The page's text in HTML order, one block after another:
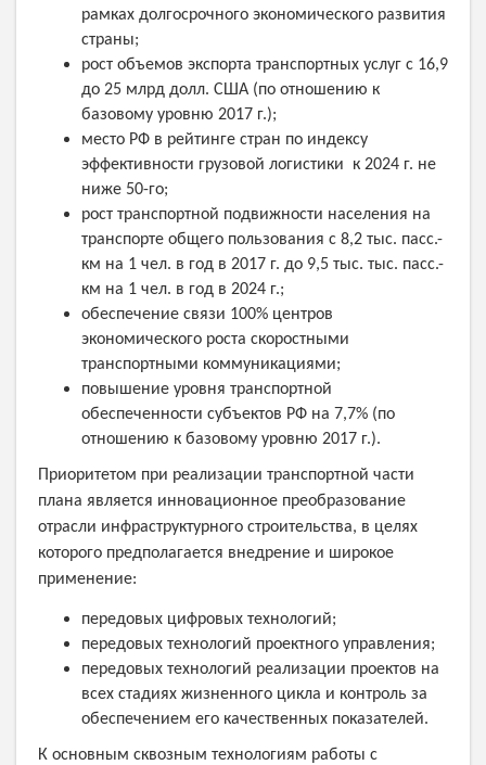
рамках долгосрочного экономического развития
страны;
рост объемов экспорта транспортных услуг с 16,9
до 25 млрд долл. США (по отношению к
базовому уровню 2017 г.);
место РФ в рейтинге стран по индексу
эффективности грузовой логистики к 2024 г. не
ниже 50-го;
рост транспортной подвижности населения на
транспорте общего пользования с 8,2 тыс. пасс.-
км на 1 чел. в год в 2017 г. до 9,5 тыс. тыс. пасс.-
км на 1 чел. в год в 2024 г.;
обеспечение связи 100% центров
экономического роста скоростными
транспортными коммуникациями;
повышение уровня транспортной
обеспеченности субъектов РФ на 7,7% (по
отношению к базовому уровню 2017 г.).
Приоритетом при реализации транспортной части
плана является инновационное преобразование
отрасли инфраструктурного строительства, в целях
которого предполагается внедрение и широкое
применение:
передовых цифровых технологий;
передовых технологий проектного управления;
передовых технологий реализации проектов на
всех стадиях жизненного цикла и контроль за
обеспечением его качественных показателей.
К основным сквозным технологиям работы с